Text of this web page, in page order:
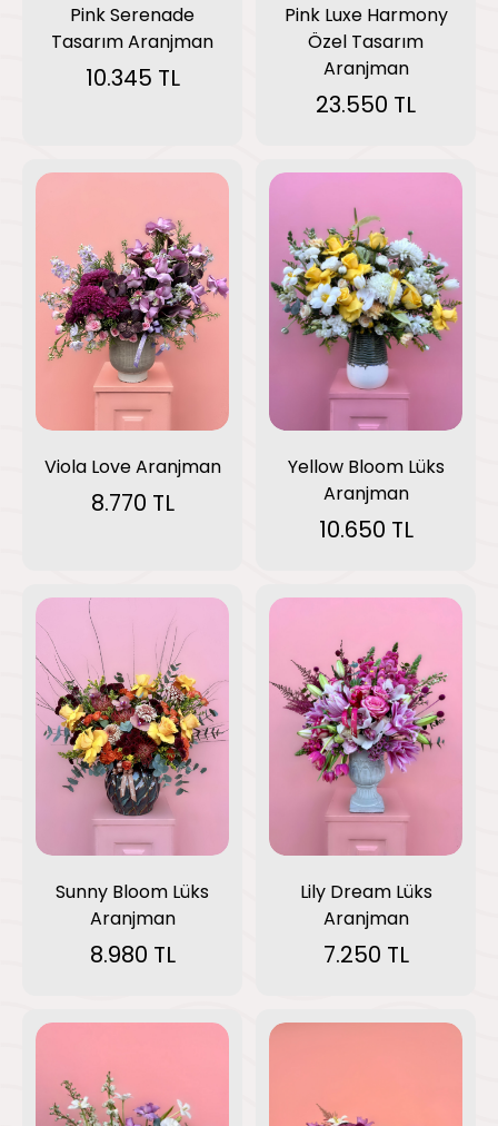
Pink Serenade
Tasarım Aranjman
10.345 TL
Pink Luxe Harmony
Özel Tasarım
Aranjman
23.550 TL
Viola Love Aranjman
8.770 TL
Yellow Bloom Lüks
Aranjman
10.650 TL
Sunny Bloom Lüks
Aranjman
8.980 TL
Lily Dream Lüks
Aranjman
7.250 TL